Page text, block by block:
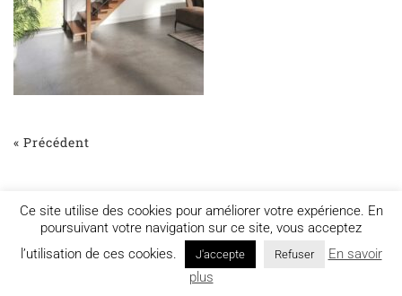
« Précédent
Ce site utilise des cookies pour améliorer votre expérience. En
poursuivant votre navigation sur ce site, vous acceptez
l’utilisation de ces cookies.
J'accepte Refuser
En savoir
plus